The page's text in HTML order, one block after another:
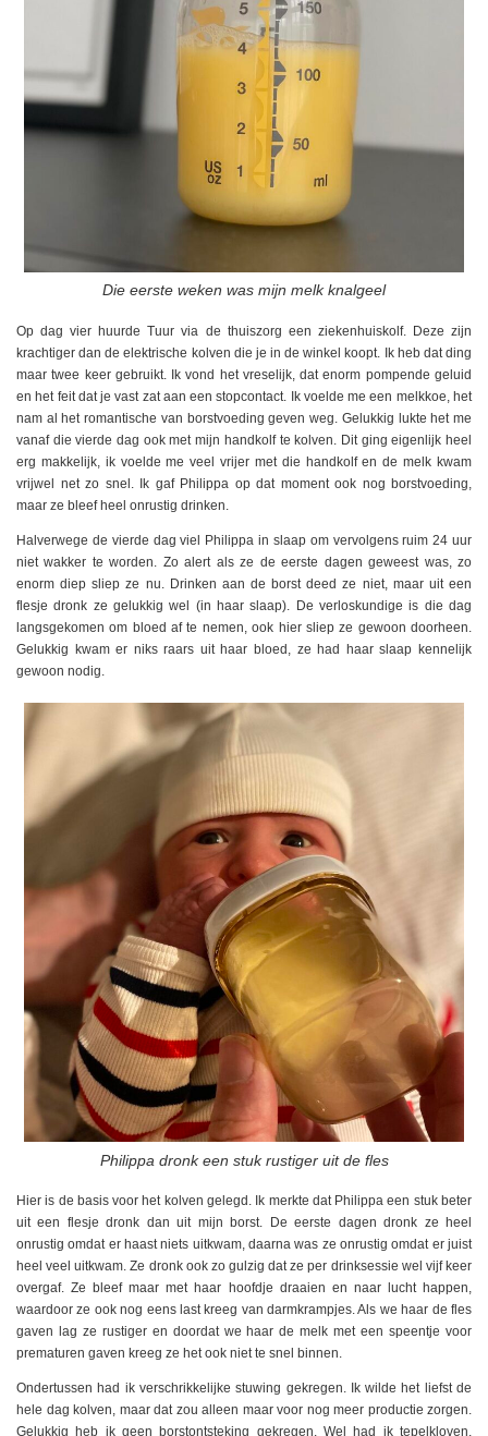
Die eerste weken was mijn melk knalgeel
Op dag vier huurde Tuur via de thuiszorg een ziekenhuiskolf. Deze zijn
krachtiger dan de elektrische kolven die je in de winkel koopt. Ik heb dat ding
maar twee keer gebruikt. Ik vond het vreselijk, dat enorm pompende geluid
en het feit dat je vast zat aan een stopcontact. Ik voelde me een melkkoe, het
nam al het romantische van borstvoeding geven weg. Gelukkig lukte het me
vanaf die vierde dag ook met mijn handkolf te kolven. Dit ging eigenlijk heel
erg makkelijk, ik voelde me veel vrijer met die handkolf en de melk kwam
vrijwel net zo snel. Ik gaf Philippa op dat moment ook nog borstvoeding,
maar ze bleef heel onrustig drinken.
Halverwege de vierde dag viel Philippa in slaap om vervolgens ruim 24 uur
niet wakker te worden. Zo alert als ze de eerste dagen geweest was, zo
enorm diep sliep ze nu. Drinken aan de borst deed ze niet, maar uit een
flesje dronk ze gelukkig wel (in haar slaap). De verloskundige is die dag
langsgekomen om bloed af te nemen, ook hier sliep ze gewoon doorheen.
Gelukkig kwam er niks raars uit haar bloed, ze had haar slaap kennelijk
gewoon nodig.
Philippa dronk een stuk rustiger uit de fles
Hier is de basis voor het kolven gelegd. Ik merkte dat Philippa een stuk beter
uit een flesje dronk dan uit mijn borst. De eerste dagen dronk ze heel
onrustig omdat er haast niets uitkwam, daarna was ze onrustig omdat er juist
heel veel uitkwam. Ze dronk ook zo gulzig dat ze per drinksessie wel vijf keer
overgaf. Ze bleef maar met haar hoofdje draaien en naar lucht happen,
waardoor ze ook nog eens last kreeg van darmkrampjes. Als we haar de fles
gaven lag ze rustiger en doordat we haar de melk met een speentje voor
prematuren gaven kreeg ze het ook niet te snel binnen.
Ondertussen had ik verschrikkelijke stuwing gekregen. Ik wilde het liefst de
hele dag kolven, maar dat zou alleen maar voor nog meer productie zorgen.
Gelukkig heb ik geen borstontsteking gekregen. Wel had ik tepelkloven,